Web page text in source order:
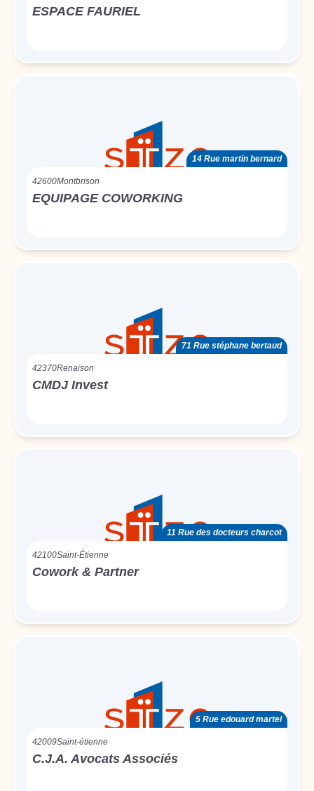
ESPACE FAURIEL
14 Rue martin bernard
42600Montbrison
EQUIPAGE COWORKING
71 Rue stéphane bertaud
42370Renaison
CMDJ Invest
11 Rue des docteurs charcot
42100Saint-Étienne
Cowork & Partner
5 Rue edouard martel
42009Saint-étienne
C.J.A. Avocats Associés